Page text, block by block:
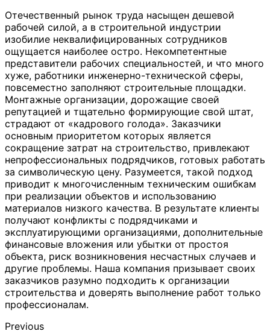
Отечественный рынок труда насыщен дешевой
рабочей силой, а в строительной индустрии
изобилие неквалифицированных сотрудников
ощущается наиболее остро. Некомпетентные
представители рабочих специальностей, и что много
хуже, работники инженерно-технической сферы,
повсеместно заполняют строительные площадки.
Монтажные организации, дорожащие своей
репутацией и тщательно формирующие свой штат,
страдают от «кадрового голода». Заказчики
основным приоритетом которых является
сокращение затрат на строительство, привлекают
непрофессиональных подрядчиков, готовых работать
за символическую цену. Разумеется, такой подход
приводит к многочисленным техническим ошибкам
при реализации объектов и использованию
материалов низкого качества. В результате клиенты
получают конфликты с подрядчиками и
эксплуатирующими организациями, дополнительные
финансовые вложения или убытки от простоя
объекта, риск возникновения несчастных случаев и
другие проблемы. Наша компания призывает своих
заказчиков разумно подходить к организации
строительства и доверять выполнение работ только
профессионалам.
Previous